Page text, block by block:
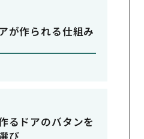
が作られる仕組み
るドアのバタンを
び